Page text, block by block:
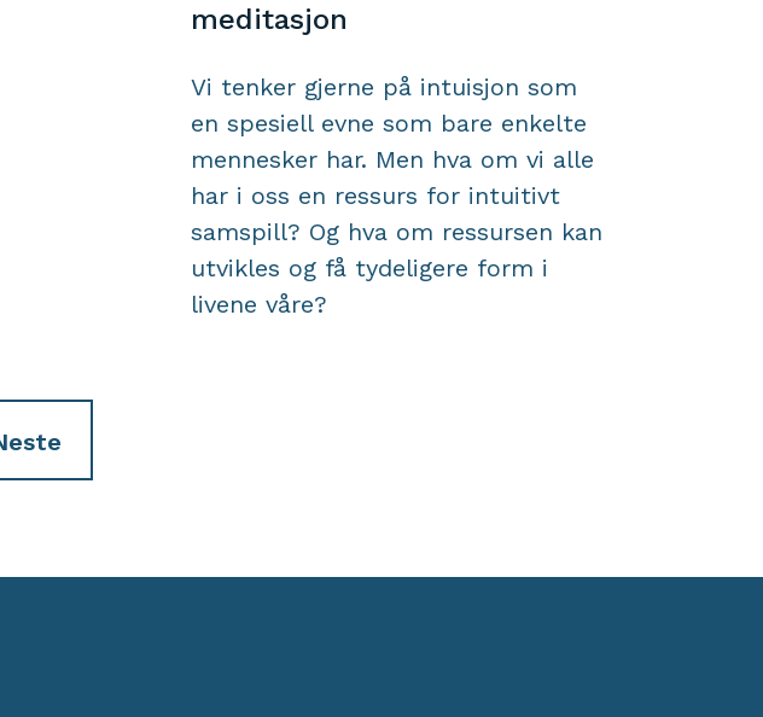
meditasjon
Vi tenker gjerne på intuisjon som
en spesiell evne som bare enkelte
mennesker har. Men hva om vi alle
har i oss en ressurs for intuitivt
samspill? Og hva om ressursen kan
utvikles og få tydeligere form i
livene våre?